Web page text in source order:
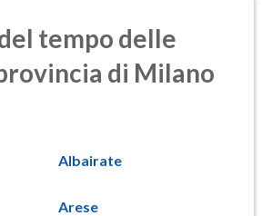
tempo delle
di Milano
Albairate
Arese